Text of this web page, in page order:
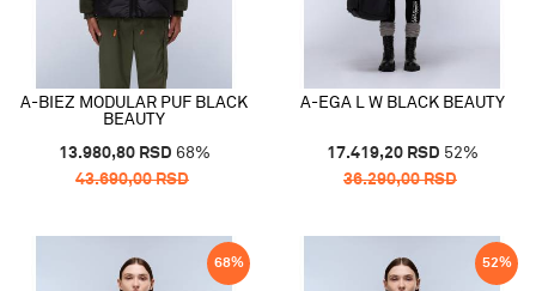
A-BIEZ MODULAR PUF BLACK
BEAUTY
13.980,80 RSD 68%
43.690,00RSD
A-EGA L W BLACK BEAUTY
17.419,20 RSD 52%
36.290,00RSD
68% 52%